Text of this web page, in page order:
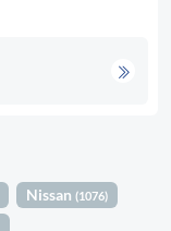
Nissan (1076)